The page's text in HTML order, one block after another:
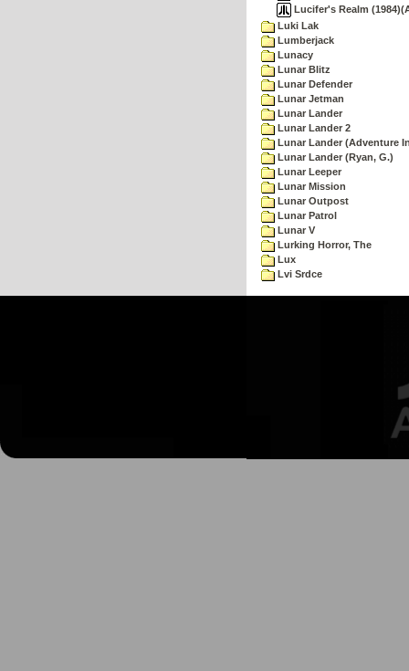
Lucifer's Realm
Luki Lak
Lumberjack
Lunacy
Lunar Blitz
Lunar Defender
Lunar Jetman
Lunar Lander
Lunar Lander 2
Lunar Lander (Adventure
Lunar Lander (Ryan, G.)
Lunar Leeper
Lunar Mission
Lunar Outpost
Lunar Patrol
Lunar V
Lurking Horror, The
Lux
Lvi Srdce